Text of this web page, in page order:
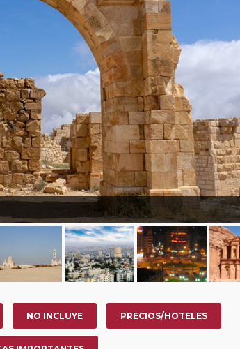
NO INCLUYE PRECIOS/HOTELES